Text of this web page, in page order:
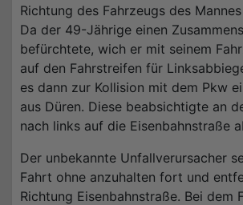
Richtung des Fahrzeugs des
Da der 49-Jährige einen
befürchtete, wich er mit seinem
auf den Fahrstreifen für
es dann zur Kollision mit dem Pkw
aus Düren. Diese beabsichtigte an
nach links auf die Eisenbahnstraße
Der unbekannte Unfallverursacher
Fahrt ohne anzuhalten fort und
Richtung Eisenbahnstraße. Bei dem